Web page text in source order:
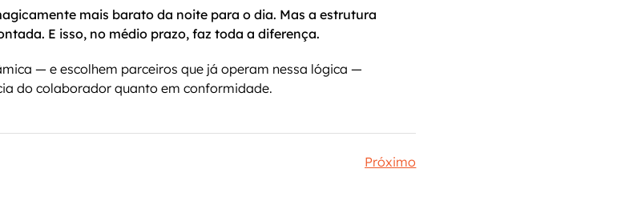
mais barato da noite para o dia. Mas a estrutura
E isso, no médio prazo, faz toda a diferença.
— e escolhem parceiros que já operam nessa lógica —
do colaborador quanto em conformidade.
Próximo